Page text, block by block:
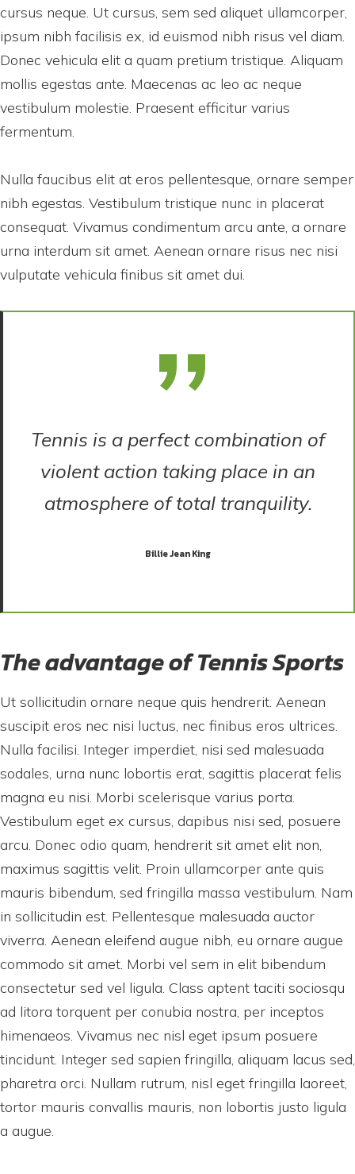
cursus neque. Ut cursus, sem sed aliquet ullamcorper,
ipsum nibh facilisis ex, id euismod nibh risus vel diam.
Donec vehicula elit a quam pretium tristique. Aliquam
mollis egestas ante. Maecenas ac leo ac neque
vestibulum molestie. Praesent efficitur varius
fermentum.
Nulla faucibus elit at eros pellentesque, ornare semper
nibh egestas. Vestibulum tristique nunc in placerat
consequat. Vivamus condimentum arcu ante, a ornare
urna interdum sit amet. Aenean ornare risus nec nisi
vulputate vehicula finibus sit amet dui.
Tennis is a perfect combination of
violent action taking place in an
atmosphere of total tranquility.
Billie Jean King
The advantage of Tennis Sports
Ut sollicitudin ornare neque quis hendrerit. Aenean
suscipit eros nec nisi luctus, nec finibus eros ultrices.
Nulla facilisi. Integer imperdiet, nisi sed malesuada
sodales, urna nunc lobortis erat, sagittis placerat felis
magna eu nisi. Morbi scelerisque varius porta.
Vestibulum eget ex cursus, dapibus nisi sed, posuere
arcu. Donec odio quam, hendrerit sit amet elit non,
maximus sagittis velit. Proin ullamcorper ante quis
mauris bibendum, sed fringilla massa vestibulum. Nam
in sollicitudin est. Pellentesque malesuada auctor
viverra. Aenean eleifend augue nibh, eu ornare augue
commodo sit amet. Morbi vel sem in elit bibendum
consectetur sed vel ligula. Class aptent taciti sociosqu
ad litora torquent per conubia nostra, per inceptos
himenaeos. Vivamus nec nisl eget ipsum posuere
tincidunt. Integer sed sapien fringilla, aliquam lacus sed,
pharetra orci. Nullam rutrum, nisl eget fringilla laoreet,
tortor mauris convallis mauris, non lobortis justo ligula
a augue.